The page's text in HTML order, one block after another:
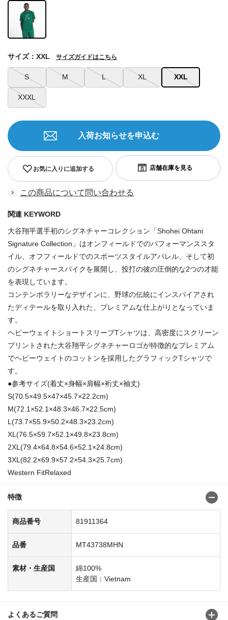
S M L XL XXL
XXXL
サイズ：XXL サイズガイドはこちら
お気に入りに追加する
入荷お知らせを申込む
この商品について問い合わせる
関連 KEYWORD
大谷翔平選手初のシグネチャーコレクション「Shohei Ohtani
Signature Collection」はオンフィールドでのパフォーマンススタ
イル、オフフィールドでのスポーツスタイルアパレル、そして初
のシグネチャースパイクを展開し、投打の彼の圧倒的な2つの才能
を表現しています。
コンテンポラリーなデザインに、野球の伝統にインスパイアされ
たディテールを取り入れた、プレミアムな仕上がりとなっていま
す。
ヘビーウェイトショートスリーブTシャツは、高密度にスクリーン
プリントされた大谷翔平シグネチャーロゴが特徴的なプレミアム
でヘビーウェイトのコットンを採用したグラフィックTシャツで
す。
●参考サイズ(着丈×身幅×肩幅×裄丈×袖丈)
S(70.5×49.5×47×45.7×22.2cm)
M(72.1×52.1×48.3×46.7×22.5cm)
L(73.7×55.9×50.2×48.3×23.2cm)
XL(76.5×59.7×52.1×49.8×23.8cm)
2XL(79.4×64.8×54.6×52.1×24.8cm)
3XL(82.2×69.9×57.2×54.3×25.7cm)
Western FitRelaxed
特徴
商品番号 81911364
品番 MT43738MHN
素材・生産国
綿100%
生産国：Vietnam
よくあるご質問